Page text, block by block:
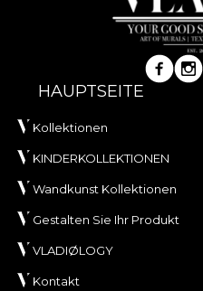
HAUPTSEITE
Kollektionen
KINDERKOLLEKTIONEN
Wandkunst Kollektionen
Gestalten Sie Ihr Produkt
VLADIØLOGY
Kontakt